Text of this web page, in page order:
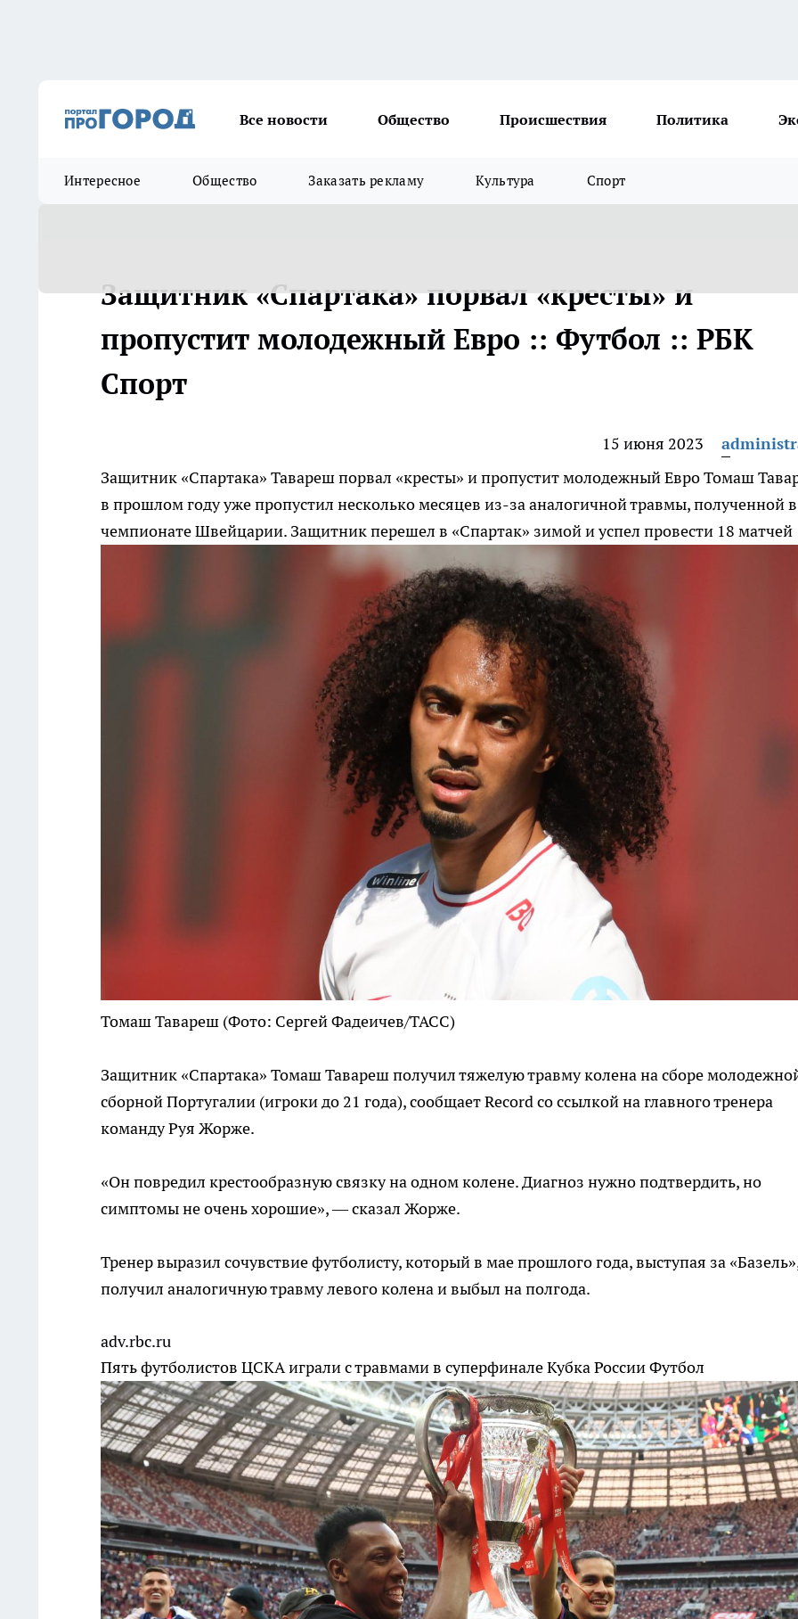
Все новости Общество Происшествия Политика
Интересное Общество Заказать рекламу Культура Спорт
Защитник «Спартака» порвал «кресты» и
пропустит молодежный Евро :: Футбол :: РБК
Спорт
15 июня 2023
Защитник «Спартака» Тавареш порвал «кресты» и пропустит молодежный ЕвроТомаш
в прошлом году уже пропустил несколько месяцев из-за аналогичной травмы, полученной в
чемпионате Швейцарии. Защитник перешел в «Спартак» зимой и успел провести 18 матчей
Томаш Тавареш (Фото: Сергей Фадеичев/ТАСС)
Защитник «Спартака» Томаш Тавареш получил тяжелую травму колена на сборе
сборной Португалии (игроки до 21 года), сообщает Record со ссылкой на главного тренера
команду Руя Жорже.
«Он повредил крестообразную связку на одном колене. Диагноз нужно подтвердить, но
симптомы не очень хорошие», — сказал Жорже.
Тренер выразил сочувствие футболисту, который в мае прошлого года, выступая за
получил аналогичную травму левого колена и выбыл на полгода.
adv.rbc.ru
Пять футболистов ЦСКА играли с травмами в суперфинале Кубка РоссииФутбол